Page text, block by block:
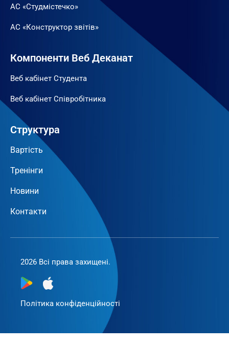
АС «Студмістечко»
АС «Конструктор звітів»
Компоненти Веб Деканат
Веб кабінет Студента
Веб кабінет Співробітника
Структура
Вартість
Тренінги
Новини
Контакти
2026 Всі права захищені.
Політика конфіденційності